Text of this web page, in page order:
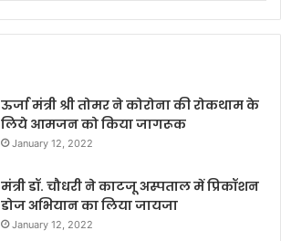
ऊर्जा मंत्री श्री तोमर ने कोरोना की रोकथाम के
लिये आमजन को किया जागरूक
January 12, 2022
मंत्री डॉ. चौधरी ने काटजू अस्पताल में प्रिकॉशन
डोज अभियान का लिया जायजा
January 12, 2022